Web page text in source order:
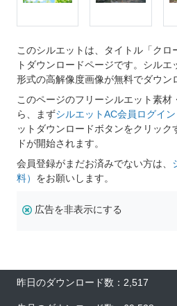
このシルエットは、タイトル「クロ
トダウンロードページです。シル
形式の高解像度画像が無料でダウン
このページのフリーシルエット素材
ら、まずシルエットAC会員ログイン
ットダウンロードボタンをクリック
ドが開始されます。
会員登録がまだお済みでない方は、
料） をお願いします。
広告を非表示にする
昨日のダウンロード数：2,517